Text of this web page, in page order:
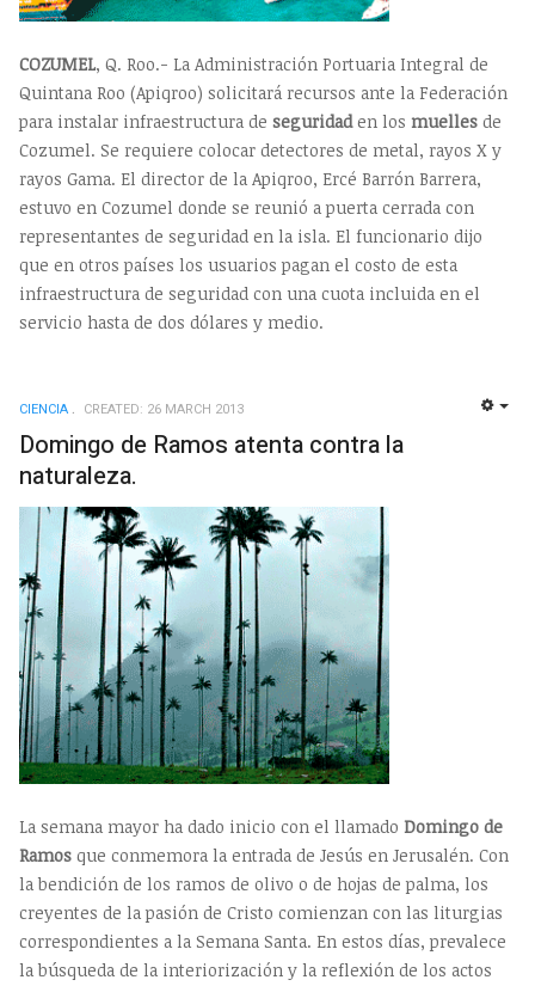
COZUMEL, Q. Roo.- La Administración Portuaria Integral de
Quintana Roo (Apiqroo) solicitará recursos ante la Federación
para instalar infraestructura de seguridaden los muelles de
Cozumel. Se requiere colocar detectores de metal, rayos X y
rayos Gama. El director de la Apiqroo, Ercé Barrón Barrera,
estuvo en Cozumel donde se reunió a puerta cerrada con
representantes de seguridad en la isla. El funcionario dijo
que en otros países los usuarios pagan el costo de esta
infraestructura de seguridad con una cuota incluida en el
servicio hasta de dos dólares y medio.
CIENCIA CREATED: 26 MARCH 2013
Domingo de Ramos atenta contra la
naturaleza.
La semana mayor ha dado inicio con el llamado Domingo de
Ramos que conmemora la entrada de Jesús en Jerusalén. Con
la bendición de los ramos de olivo o de hojas de palma, los
creyentes de la pasión de Cristo comienzan con las liturgias
correspondientes a la Semana Santa. En estos días, prevalece
la búsqueda de la interiorización y la reflexión de los actos